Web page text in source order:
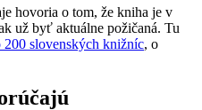
hovoria o tom, že kniha je v
už byť aktuálne požičaná. Tu
200 slovenských knižníc, o